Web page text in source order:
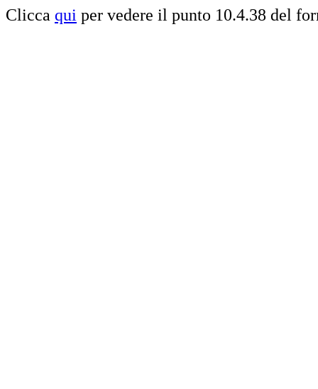
Clicca qui per vedere il punto 10.4.38 del